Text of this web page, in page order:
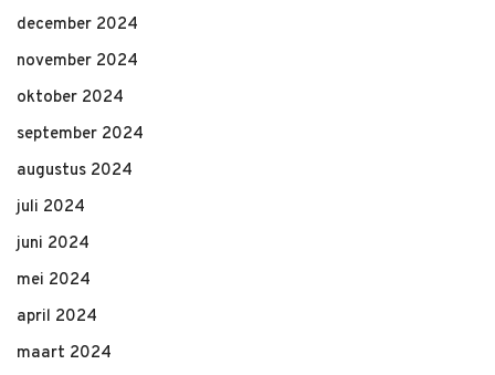
december 2024
november 2024
oktober 2024
september 2024
augustus 2024
juli 2024
juni 2024
mei 2024
april 2024
maart 2024